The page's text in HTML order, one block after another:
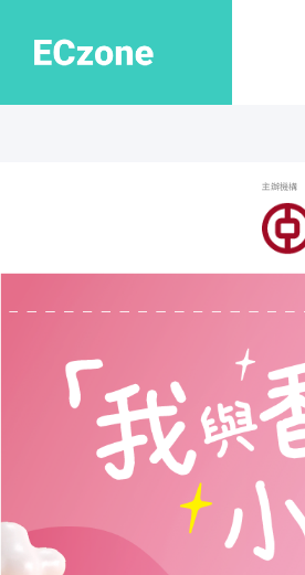
主辦機構